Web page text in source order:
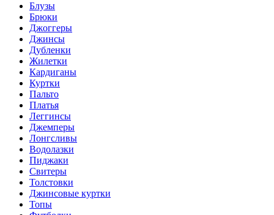
Блузы
Брюки
Джоггеры
Джинсы
Дубленки
Жилетки
Кардиганы
Куртки
Пальто
Платья
Леггинсы
Джемперы
Лонгсливы
Водолазки
Пиджаки
Свитеры
Толстовки
Джинсовые куртки
Топы